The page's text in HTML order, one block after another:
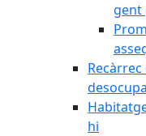
gent
hi